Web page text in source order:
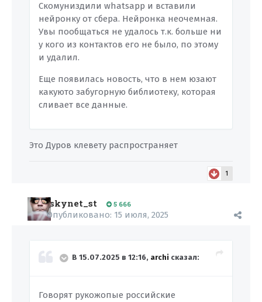
Скомуниздили whatsapp и вставили
нейронку от сбера. Нейронка неочемная.
Увы пообщаться не удалось т.к. больше ни
у кого из контактов его не было, по этому
и удалил.
Еще появилась новость, что в нем юзают
какуюто забугорную библиотеку, которая
сливает все данные.
Это Дуров клевету распространяет
1
skynet_st 5 666
Опубликовано: 15 июля, 2025
В 15.07.2025 в 12:16, archi сказал:
Говорят рукожопые российские